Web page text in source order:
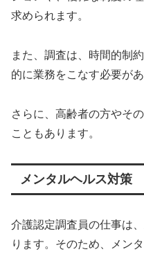
求められます。
また、調査は、時間的制
的に業務をこなす必要があ
さらに、高齢者の方やそ
こともあります。
メンタルヘルス対策
介護認定調査員の仕事は
ります。そのため、メン